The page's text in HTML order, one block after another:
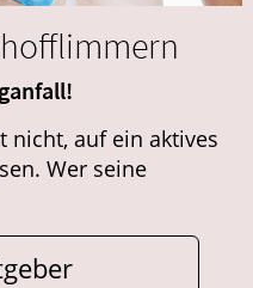
auf ein aktives
Wer seine